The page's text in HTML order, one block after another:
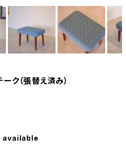
（張替え済み）
available